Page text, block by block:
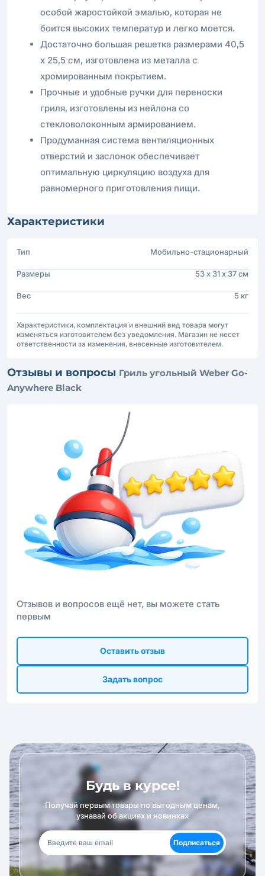
особой жаростойкой эмалью, которая не
боится высоких температур и легко моется.
Достаточно большая решетка размерами 40,5
х 25,5 см, изготовлена из металла с
хромированным покрытием.
Прочные и удобные ручки для переноски
гриля, изготовлены из нейлона со
стекловолоконным армированием.
Продуманная система вентиляционных
отверстий и заслонок обеспечивает
оптимальную циркуляцию воздуха для
равномерного приготовления пищи.
Характеристики
Тип Мобильно-стационарный
Размеры 53 х 31 х 37 см
Вес 5 кг
Характеристики, комплектация и внешний вид товара могут
изменяться изготовителем без уведомления. Магазин не несет
ответственности за изменения, внесенные изготовителем.
Отзывы и вопросы Гриль угольный Weber Go-
Anywhere Black
Отзывов и вопросов ещё нет, вы можете стать
первым
Оставить отзыв
Задать вопрос
Будь в курсе!
Получай первым товары по выгодным ценам,
узнавай об акциях и новинках
Подписаться